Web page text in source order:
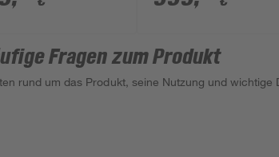
cm
57 cm
Fragen zum Produkt
rund um das Produkt, seine Nutzung und wichtige